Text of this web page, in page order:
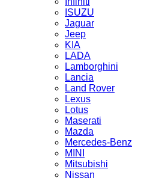
ISUZU
Jaguar
Jeep
KIA
LADA
Lamborghini
Lancia
Land Rover
Lexus
Lotus
Maserati
Mazda
Mercedes-Benz
MINI
Mitsubishi
Nissan